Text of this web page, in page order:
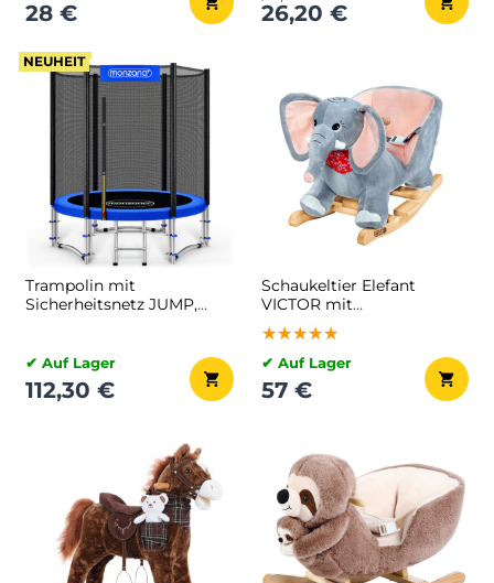
28 € 26,20 €
NEUHEIT
Trampolin mit
Sicherheitsnetz JUMP,
✔ Auf Lager
112,30 €
Schaukeltier Elefant
VICTOR mit
Sicherheitsgurt, grau
★★★★★
★★★★★
★★★★★
✔ Auf Lager
57 €